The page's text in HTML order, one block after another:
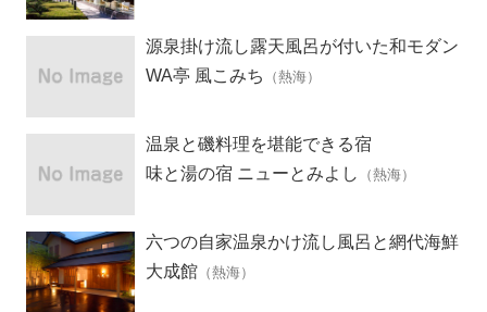
源泉掛け流し露天風呂が付いた和モダン
客室の隠れ宿
WA亭 風こみち （熱海）
温泉と磯料理を堪能できる宿
味と湯の宿 ニューとみよし
（熱海）
六つの自家温泉かけ流し風呂と網代海鮮
懐石の宿
大成館 （熱海）